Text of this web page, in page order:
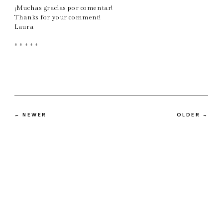
¡Muchas gracias por comentar!
Thanks for your comment!
Laura
* * * * *
← NEWER OLDER →